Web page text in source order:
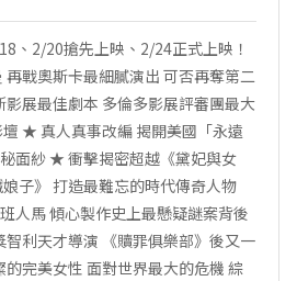
、2/20搶先上映、2/24正式上映！
戰奧斯卡最細膩演出 可否再奪第二
展最佳劇本 多倫多影展評審團最大
★ 真人真事改編 揭開美國「永遠
面紗 ★ 衝擊揭密超越《黛妃與女
子》 打造最難忘的時代傳奇人物
人馬 傾心製作史上最懸疑謎案背後
利天才導演 《贖罪俱樂部》後又一
完美女性 面對世界最大的危機 綜